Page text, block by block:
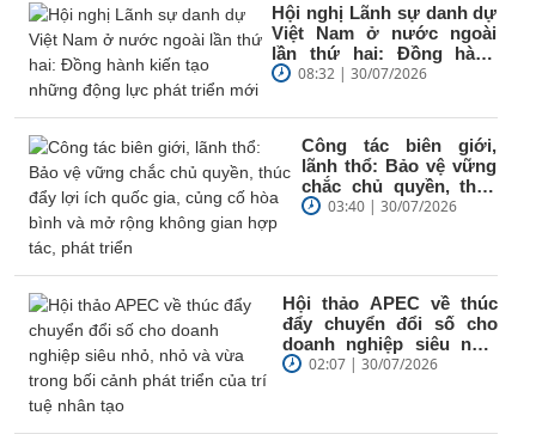
Hội nghị Lãnh sự danh dự
Việt Nam ở nước ngoài
lần thứ hai: Đồng hành
kiến tạo những động lực...
08:32 | 30/07/2026
Công tác biên giới,
lãnh thổ: Bảo vệ vững
chắc chủ quyền, thúc
đẩy lợi ích quốc gia,
03:40 | 30/07/2026
Hội thảo APEC về thúc
đẩy chuyển đổi số cho
doanh nghiệp siêu nhỏ,
nhỏ và vừa trong bối
02:07 | 30/07/2026